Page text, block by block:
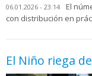
06.01.2026 - 23:14
El
con distribución en
El Niño riega